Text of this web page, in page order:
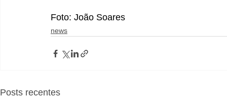
Foto: João Soares
news
Posts recentes